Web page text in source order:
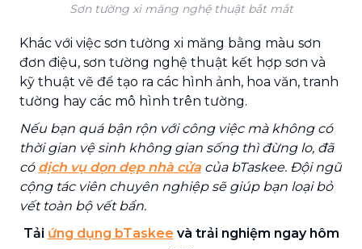
Sơn tường xi măng nghệ thuật bắt mắt
Khác với việc sơn tường xi măng bằng màu sơn
đơn điệu, sơn tường nghệ thuật kết hợp sơn và
kỹ thuật vẽ để tạo ra các hình ảnh, hoa văn, tranh
tường hay các mô hình trên tường.
Nếu bạn quá bận rộn với công việc mà không có
thời gian vệ sinh không gian sống thì đừng lo, đã
có dịch vụ dọn dẹp nhà cửa của bTaskee. Đội ngũ
cộng tác viên chuyên nghiệp sẽ giúp bạn loại bỏ
vết toàn bộ vết bẩn.
Tải ứng dụng bTaskee và trải nghiệm ngay hôm